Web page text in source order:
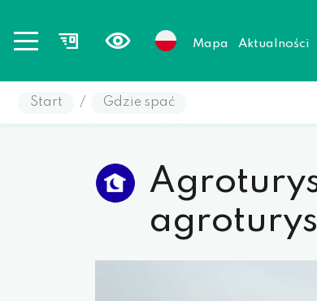
Mapa Aktualności
Start / Gdzie spać